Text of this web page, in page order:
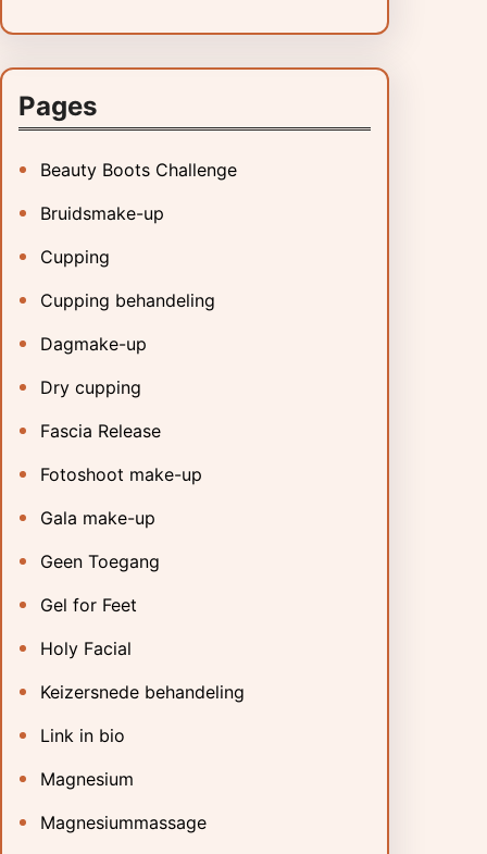
Pages
Beauty Boots Challenge
Bruidsmake-up
Cupping
Cupping behandeling
Dagmake-up
Dry cupping
Fascia Release
Fotoshoot make-up
Gala make-up
Geen Toegang
Gel for Feet
Holy Facial
Keizersnede behandeling
Link in bio
Magnesium
Magnesiummassage